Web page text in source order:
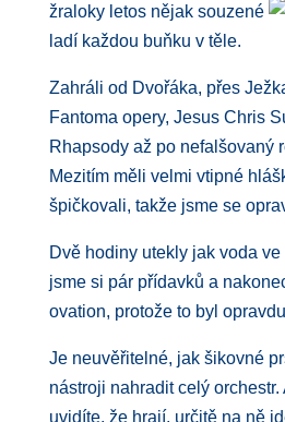
žraloky letos nějak souzené
ladí každou buňku v těle.
Zahráli od Dvořáka, přes
Fantoma opery, Jesus Chris
Rhapsody až po nefalšovaný
Mezitím měli velmi vtipné
špičkovali, takže jsme se
Dvě hodiny utekly jak voda
jsme si pár přídavků a
ovation, protože to byl
Je neuvěřitelné, jak šikovné
nástroji nahradit celý orchestr.
uvidíte, že hrají, určitě na ně